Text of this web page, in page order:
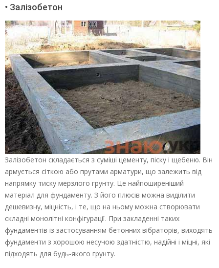
• Залізобетон
Залізобетон складається з суміші цементу, піску і щебеню. Він
армується сіткою або прутами арматури, що залежить від
напрямку тиску мерзлого грунту. Це найпоширеніший
матеріал для фундаменту. З його плюсів можна виділити
дешевизну, міцність, і те, що на ньому можна створювати
складні монолітні конфігурації. При закладенні таких
фундаментів із застосуванням бетонних вібраторів, виходять
фундаменти з хорошою несучою здатністю, надійні і міцні, які
підходять для будь-якого грунту.